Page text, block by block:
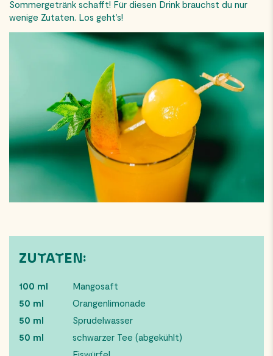
Sommergetränk schafft! Für diesen Drink brauchst du nur
wenige Zutaten. Los geht’s!
ZUTATEN:
100 ml
Mangosaft
50 ml
Orangenlimonade
50 ml
Sprudelwasser
50 ml
schwarzer Tee (abgekühlt)